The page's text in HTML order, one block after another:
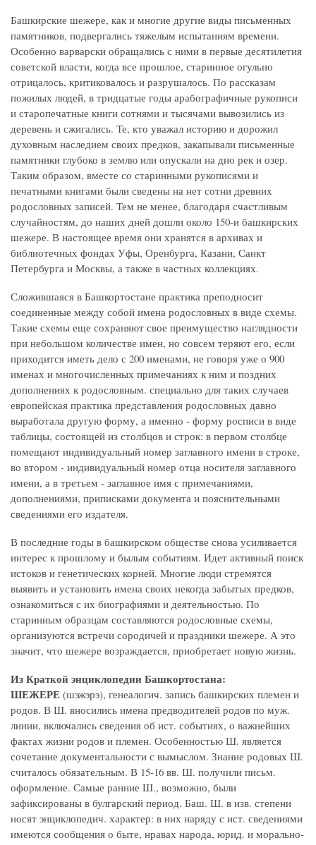
Башкирские шежере, как и многие другие виды письменных
памятников, подвергались тяжелым испытаниям времени.
Особенно варварски обращались с ними в первые десятилетия
советской власти, когда все прошлое, старинное огульно
отрицалось, критиковалось и разрушалось. По рассказам
пожилых людей, в тридцатые годы арабографичные рукописи
и старопечатные книги сотнями и тысячами вывозились из
деревень и сжигались. Те, кто уважал историю и дорожил
духовным наследием своих предков, закапывали письменные
памятники глубоко в землю или опускали на дно рек и озер.
Таким образом, вместе со старинными рукописями и
печатными книгами были сведены на нет сотни древних
родословных записей. Тем не менее, благодаря счастливым
случайностям, до наших дней дошли около 150-и башкирских
шежере. В настоящее время они хранятся в архивах и
библиотечных фондах Уфы, Оренбурга, Казани, Санкт
Петербурга и Москвы, а также в частных коллекциях.
Сложившаяся в Башкортостане практика преподносит
соединенные между собой имена родословных в виде схемы.
Такие схемы еще сохраняют свое преимущество наглядности
при небольшом количестве имен, но совсем теряют его, если
приходится иметь дело с 200 именами, не говоря уже о 900
именах и многочисленных примечаниях к ним и поздних
дополнениях к родословным. специально для таких случаев
европейская практика представления родословных давно
выработала другую форму, а именно - форму росписи в виде
таблицы, состоящей из столбцов и строк: в первом столбце
помещают индивидуальный номер заглавного имени в строке,
во втором - индивидуальный номер отца носителя заглавного
имени, а в третьем - заглавное имя с примечаниями,
дополнениями, приписками документа и пояснительными
сведениями его издателя.
В последние годы в башкирском обществе снова усиливается
интерес к прошлому и былым событиям. Идет активный поиск
истоков и генетических корней. Многие люди стремятся
выявить и установить имена своих некогда забытых предков,
ознакомиться с их биографиями и деятельностью. По
старинным образцам составляются родословные схемы,
организуются встречи сородичей и праздники шежере. А это
значит, что шежере возраждается, приобретает новую жизнь.
Из Краткой энциклопедии Башкортостана:
ШЕЖЕРЕ (шэжэрэ), генеалогич. запись башкирских племен и
родов. В Ш. вносились имена предводителей родов по муж.
линии, включались сведения об ист. событиях, о важнейших
фактах жизни родов и племен. Особенностью Ш. является
сочетание документальности с вымыслом. Знание родовых Ш.
считалось обязательным. В 15-16 вв. Ш. получили письм.
оформление. Самые ранние Ш., возможно, были
зафиксированы в булгарский период. Баш. Ш. в изв. степени
носят энциклопедич. характер: в них наряду с ист. сведениями
имеются сообщения о быте, нравах народа, юрид. и морально-